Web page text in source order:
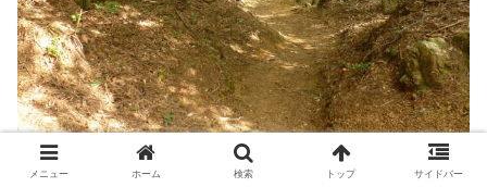
この日は朝から曇り空で、たま～に晴れたり、また曇ったりの繰
メニュー ホーム 検索 トップ サイドバー